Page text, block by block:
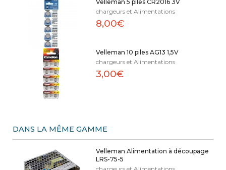
Velleman 5 piles CR2016 3V
chargeurs et Alimentations
8,00€
Velleman 10 piles AG13 1,5V
chargeurs et Alimentations
3,00€
DANS LA MÊME GAMME
Velleman Alimentation à découpage
LRS-75-5
chargeurs et Alimentations